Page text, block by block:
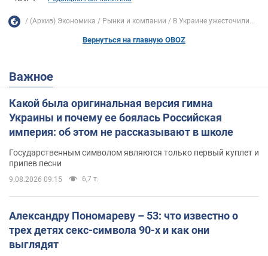
(Архив) Экономика Рынки и компании В Украине ужесточили...
Вернуться на главную OBOZ
Важное
Какой была оригинальная версия гимна
Украины и почему ее боялась Российская
империя: об этом не рассказывают в школе
Государственным символом являются только первый куплет и
припев песни
9.08.2026 09:15 6,7 т.
Александру Пономареву – 53: что известно о
трех детях секс-символа 90-х и как они
выглядят